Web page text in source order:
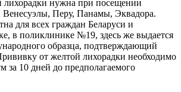
лихорадки нужна при посещении
Венесуэлы, Перу, Панамы, Эквадора.
для всех граждан Беларуси и
в поликлинике №19, здесь же выдается
образца, подтверждающий
от желтой лихорадки необходимо
за 10 дней до предполагаемого